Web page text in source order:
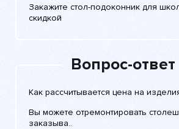
Закажите стол-подоконник для
скидкой
Вопрос-ответ
Как рассчитывается цена на
Вы можете отремонтировать
заказыва..